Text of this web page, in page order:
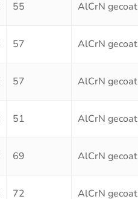
55 AlCrN gecoat
57 AlCrN gecoat
57 AlCrN gecoat
51 AlCrN gecoat
69 AlCrN gecoat
72 AlCrN gecoat